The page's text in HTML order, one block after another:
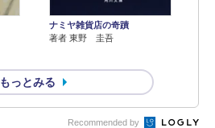
ナミヤ雑貨店の奇蹟
著者 東野 圭吾
もっとみる
Recommended by